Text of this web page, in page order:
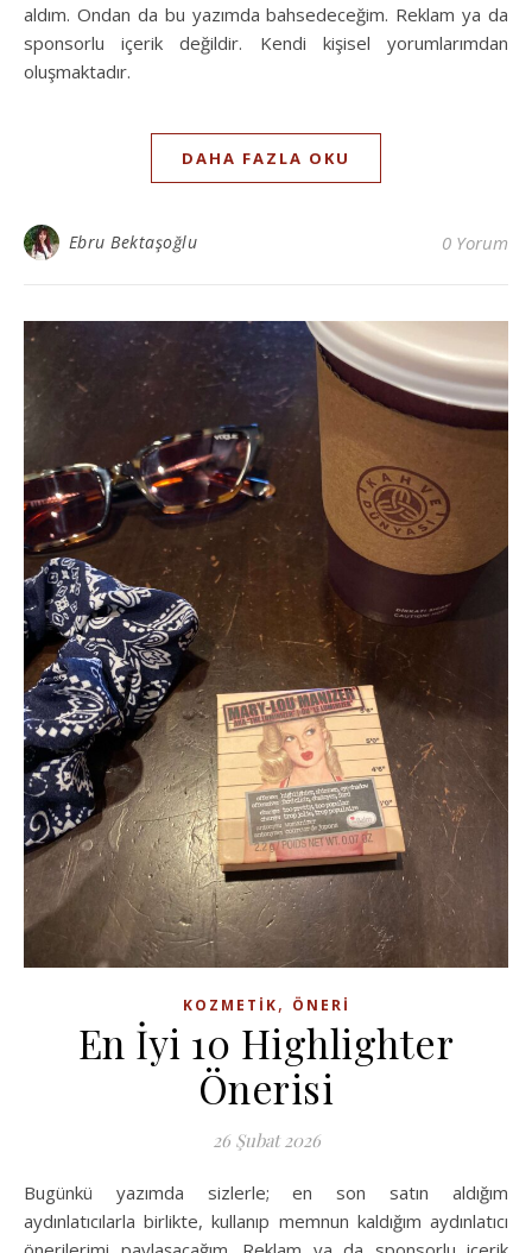
aldım. Ondan da bu yazımda bahsedeceğim. Reklam ya da
sponsorlu içerik değildir. Kendi kişisel yorumlarımdan
oluşmaktadır.
DAHA FAZLA OKU
Ebru Bektaşoğlu 0 Yorum
KOZMETIK, ÖNERI
En İyi 10 Highlighter
Önerisi
26 Şubat 2026
Bugünkü yazımda sizlerle; en son satın aldığım
aydınlatıcılarla birlikte, kullanıp memnun kaldığım aydınlatıcı